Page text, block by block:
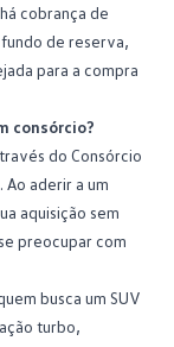
cobrança de
fundo de reserva,
para a compra
consórcio?
do Consórcio
aderir a um
aquisição sem
preocupar com
busca um SUV
turbo,